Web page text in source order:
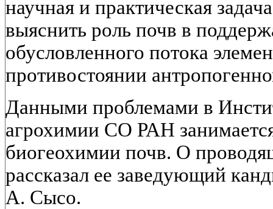
научная и практическая
выяснить роль почв в
обусловленного потока
противостоянии
Данными проблемами в
агрохимии СО РАН
биогеохимии почв. О
рассказал ее заведующий
А. Сысо.